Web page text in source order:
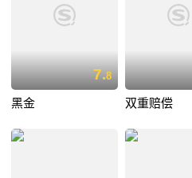
7.8
黑金 双重赔偿